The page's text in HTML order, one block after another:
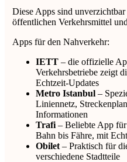
Diese Apps sind
öffentlichen Verkehrsmittel
Apps für den Nahverkehr:
IETT– die offizielle
Verkehrsbetriebe zeigt
Echtzeit-Updates
Metro Istanbul–
Liniennetz,
Informationen
Trafi– Beliebte App
Bahn bis Fähre, mit
Obilet– Praktisch für
verschiedene Stadtteile